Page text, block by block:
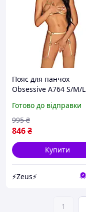
Пояс для панчох
Obsessive A764 S/M/L
Готово до відправки
846₴
995 ₴
Купити
⚡Zeus⚡
1